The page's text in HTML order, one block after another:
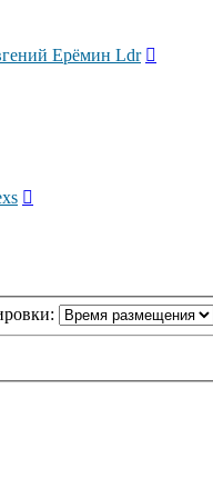
Ерёмин Ldr